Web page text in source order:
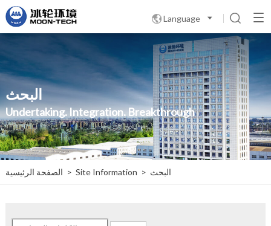
Language 
البحث
Undertaking. Integration. Breakthrough
الصفحة الرئيسية > Site Information > البحث